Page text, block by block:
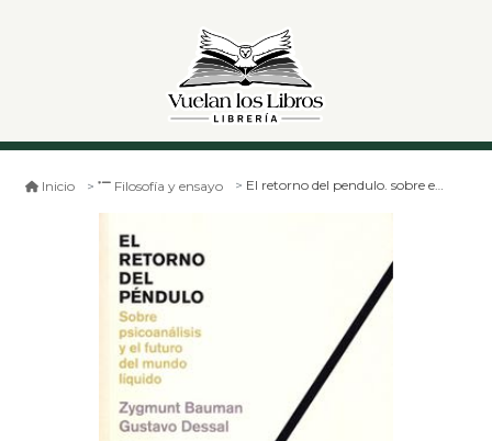
Inicio Filosofía y ensayo El retorno del pendulo. sobre el psicoanálisis y el futuro del mundo liquido